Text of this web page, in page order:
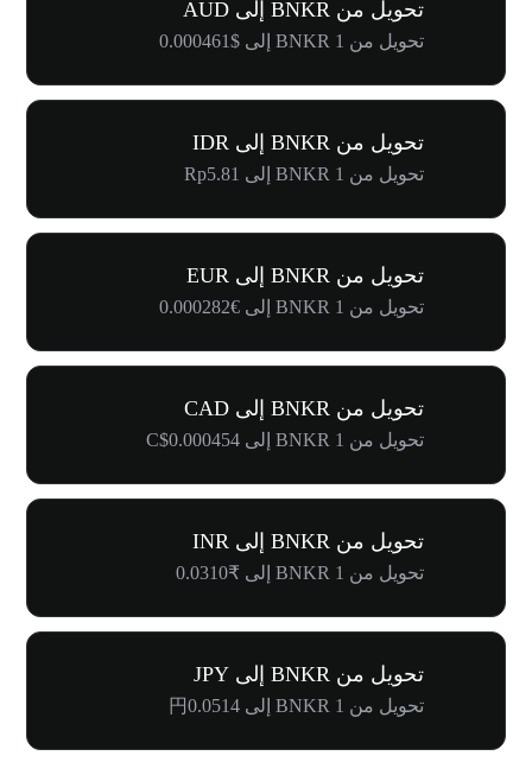
تحويل من BNKR إلى AUD
تحويل من 1 BNKR إلى $0.000461
تحويل من BNKR إلى IDR
تحويل من 1 BNKR إلى Rp5.81
تحويل من BNKR إلى EUR
تحويل من 1 BNKR إلى €0.000282
تحويل من BNKR إلى CAD
تحويل من 1 BNKR إلى C$0.000454
تحويل من BNKR إلى INR
تحويل من 1 BNKR إلى ₹0.0310
تحويل من BNKR إلى JPY
تحويل من 1 BNKR إلى 円0.0514